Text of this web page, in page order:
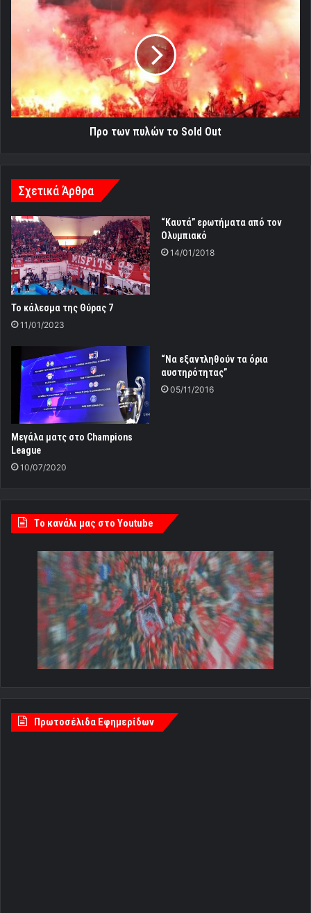
πυλών
Out
Προ των πυλών το Sold Out
Σχετικά Άρθρα
Το κάλεσμα της Θύρας 7
11/01/2023
“Καυτά” ερωτήματα από τον
Ολυμπιακό
14/01/2018
Μεγάλα ματς στο Champions
League
10/07/2020
“Να εξαντληθούν τα όρια
αυστηρότητας”
05/11/2016
Tο κανάλι μας στο Youtube
Πρωτοσέλιδα Εφημερίδων